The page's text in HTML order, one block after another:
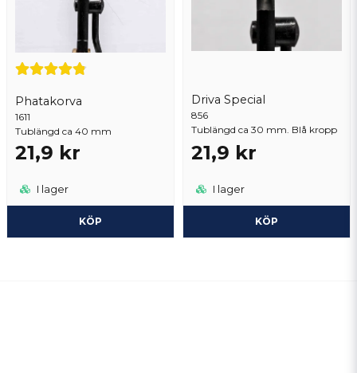
Phatakorva
1611
Tublängd ca 40 mm
21,9 kr
I lager
KÖP
Driva Special
856
Tublängd ca 30 mm. Blå kropp
21,9 kr
I lager
KÖP